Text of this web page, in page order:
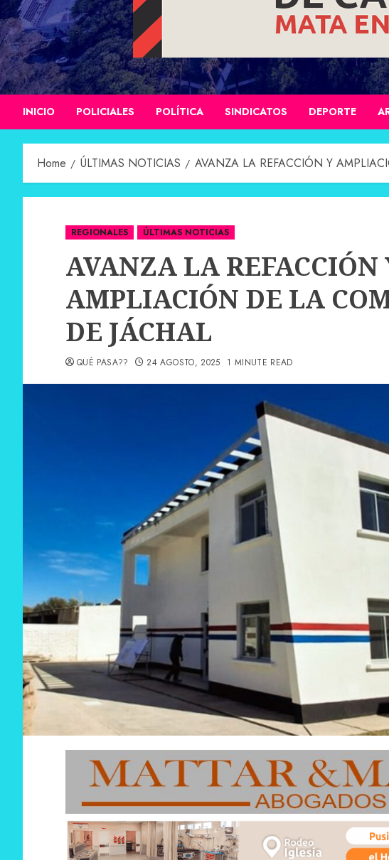
INICIO POLICIALES POLÍTICA SINDICATOS DEPORTE
Home ÚLTIMAS NOTICIAS AVANZA LA REFACCIÓN Y
REGIONALES ÚLTIMAS NOTICIAS
AVANZA LA REFACCIÓN
AMPLIACIÓN DE LA
DE JÁCHAL
QUÉ PASA?? 24 AGOSTO, 2025 1 MINUTE READ